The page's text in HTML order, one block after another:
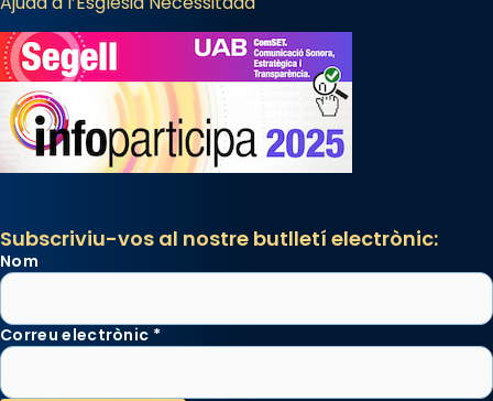
Subscriviu-vos al nostre butlletí electrònic:
Nom
Correu electrònic *